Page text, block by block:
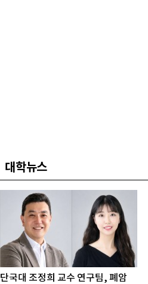
대학뉴스
단국대 조정희 교수 연구팀, 폐암